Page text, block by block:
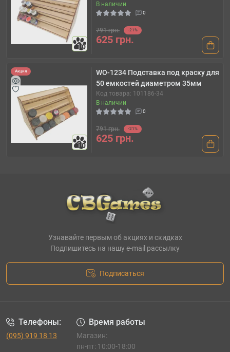
10
В наличии
0
791 грн. -21%
625 грн.
Акция
10
WO-1234 Подставка под краску для
50 емкостей диаметром 35мм
Код товара: 101186-34
В наличии
0
791 грн. -21%
625 грн.
Узнавайте первым об акциях и скидках
Подпишитесь на нашу e-mail рассылку
Подписаться
Телефоны:
(095) 919 18 13
Время работы
Магазин:
пн-пт: 10:00-18:00